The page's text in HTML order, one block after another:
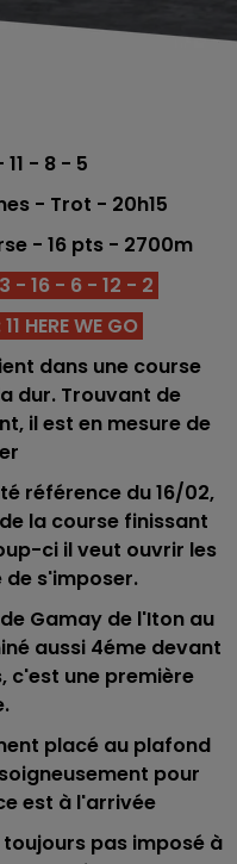
- 8 - 5
- Trot - 20h15
- 16 pts - 2700m
- 16 - 6 - 12 - 2
HERE WE GO
dans une course
dur. Trouvant de
il est en mesure de
référence du 16/02,
la course finissant
ci il veut ouvrir les
de s'imposer.
Gamay de l'Iton au
aussi 4éme devant
c'est une première
placé au plafond
pour
est à l'arrivée
toujours pas imposé à